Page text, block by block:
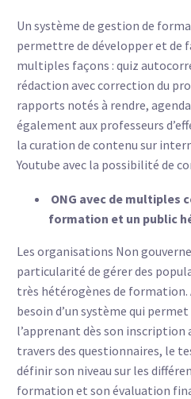
Un système de gestion de
permettre de développer et de
multiples façons : quiz
rédaction avec correction du
rapports notés à rendre,
également aux professeurs
la curation de contenu sur
Youtube avec la possibilité de
ONG avec de multiples
formation et un public
Les organisations Non
particularité de gérer des
très hétérogènes de formation.
besoin d’un système qui
l’apprenant dès son
travers des questionnaires, le
définir son niveau sur les
formation et son évaluation